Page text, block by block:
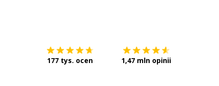
177 tys. ocen 1,47 mln opinii